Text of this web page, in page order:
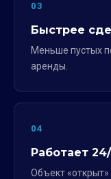
03
Быстрее
Меньше пустых
аренды.
04
Работает
Объект «открыт»